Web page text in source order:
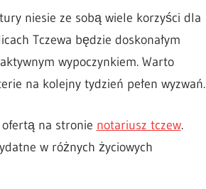
niesie ze sobą wiele korzyści dla
Tczewa będzie doskonałym
wypoczynkiem. Warto
na kolejny tydzień pełen wyzwań.
ofertą na stronie notariusz tczew.
w różnych życiowych